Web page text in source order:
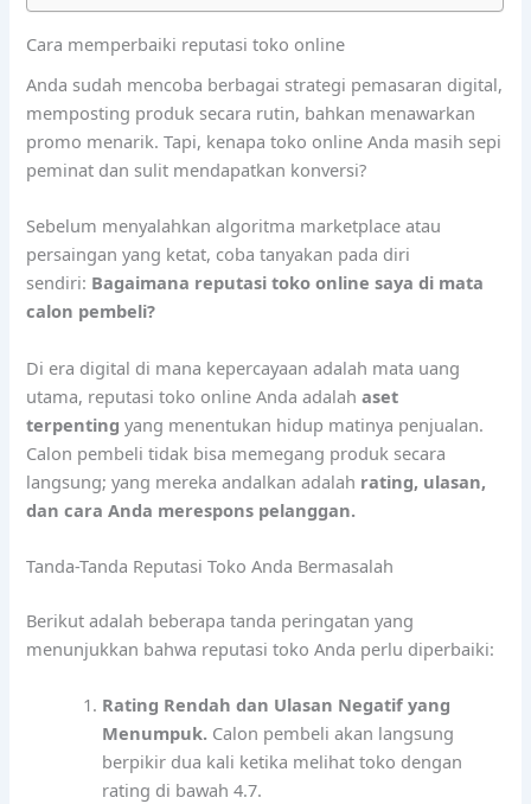
Cara memperbaiki reputasi toko online
Anda sudah mencoba berbagai strategi pemasaran digital,
memposting produk secara rutin, bahkan menawarkan
promo menarik. Tapi, kenapa toko online Anda masih sepi
peminat dan sulit mendapatkan konversi?
Sebelum menyalahkan algoritma marketplace atau
persaingan yang ketat, coba tanyakan pada diri
sendiri: Bagaimana reputasi toko online saya di mata
calon pembeli?
Di era digital di mana kepercayaan adalah mata uang
utama, reputasi toko online Anda adalahaset
terpenting yang menentukan hidup matinya penjualan.
Calon pembeli tidak bisa memegang produk secara
langsung; yang mereka andalkan adalah rating, ulasan,
dan cara Anda merespons pelanggan.
Tanda-Tanda Reputasi Toko Anda Bermasalah
Berikut adalah beberapa tanda peringatan yang
menunjukkan bahwa reputasi toko Anda perlu diperbaiki:
Rating Rendah dan Ulasan Negatif yang
Menumpuk. Calon pembeli akan langsung
berpikir dua kali ketika melihat toko dengan
rating di bawah 4.7.